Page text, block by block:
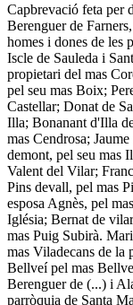
Capbrevació feta per
Berenguer de
homes i dones de les
Iscle de Sauleda i
propietari del mas
pel seu mas Boix;
Castellar; Donat de
Illa; Bonanant d'Illa
mas Cendrosa;
demont, pel seu mas
Valent del Vilar;
Pins devall, pel mas
esposa Agnès, pel
Iglésia; Bernat de
mas Puig Subirà.
mas Viladecans de la
Bellveí pel mas
Berenguer de (...) i
parròquia de Santa